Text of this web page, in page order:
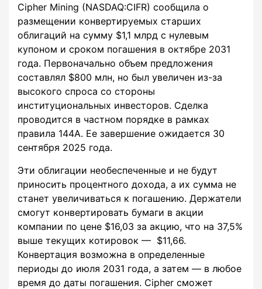
Cipher Mining (NASDAQ:CIFR) сообщила о
размещении конвертируемых старших
облигаций на сумму $1,1 млрд с нулевым
купоном и сроком погашения в октябре 2031
года. Первоначально объем предложения
составлял $800 млн, но был увеличен из-за
высокого спроса со стороны
институциональных инвесторов. Сделка
проводится в частном порядке в рамках
правила 144A. Ее завершение ожидается 30
сентября 2025 года.
Эти облигации необеспеченные и не будут
приносить процентного дохода, а их сумма не
станет увеличиваться к погашению. Держатели
смогут конвертировать бумаги в акции
компании по цене $16,03 за акцию, что на 37,5%
выше текущих котировок — $11,66.
Конвертация возможна в определенные
периоды до июля 2031 года, а затем — в любое
время до даты погашения. Cipher сможет